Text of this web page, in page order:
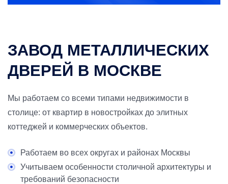
ЗАВОД МЕТАЛЛИЧЕСКИХ
ДВЕРЕЙ В МОСКВЕ
Мы работаем со всеми типами недвижимости в
столице: от квартир в новостройках до элитных
коттеджей и коммерческих объектов.
Работаем во всех округах и районах Москвы
Учитываем особенности столичной архитектуры и
требований безопасности